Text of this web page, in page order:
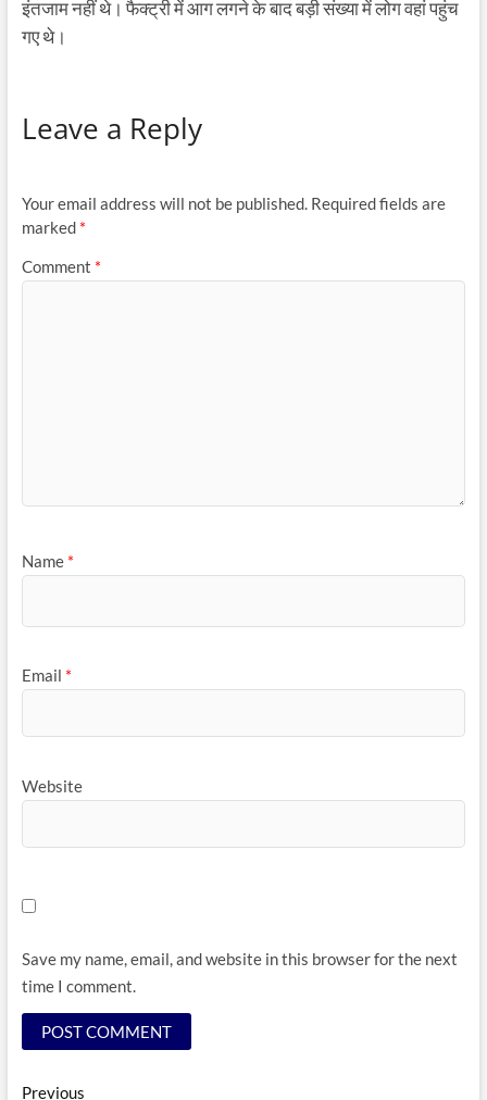
इंतजाम नहीं थे। फैक्ट्री में आग लगने के बाद बड़ी संख्या में लोग वहां पहुंच
गए थे।
Leave a Reply
Your email address will not be published. Required fields are
marked *
Comment *
Name *
Email *
Website
Save my name, email, and website in this browser for the next
time I comment.
PreviousPrevious